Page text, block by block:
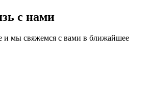
с нами
и мы свяжемся с вами в ближайшее